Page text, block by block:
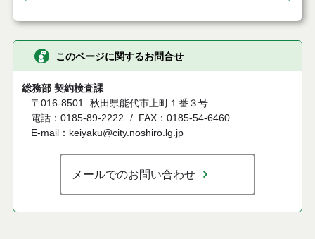
このページに関するお問合せ
総務部 契約検査課
〒016-8501 秋田県能代市上町１番３号
電話：0185-89-2222
FAX：0185-54-6460
E-mail：keiyaku@city.noshiro.lg.jp
メールでのお問い合わせ